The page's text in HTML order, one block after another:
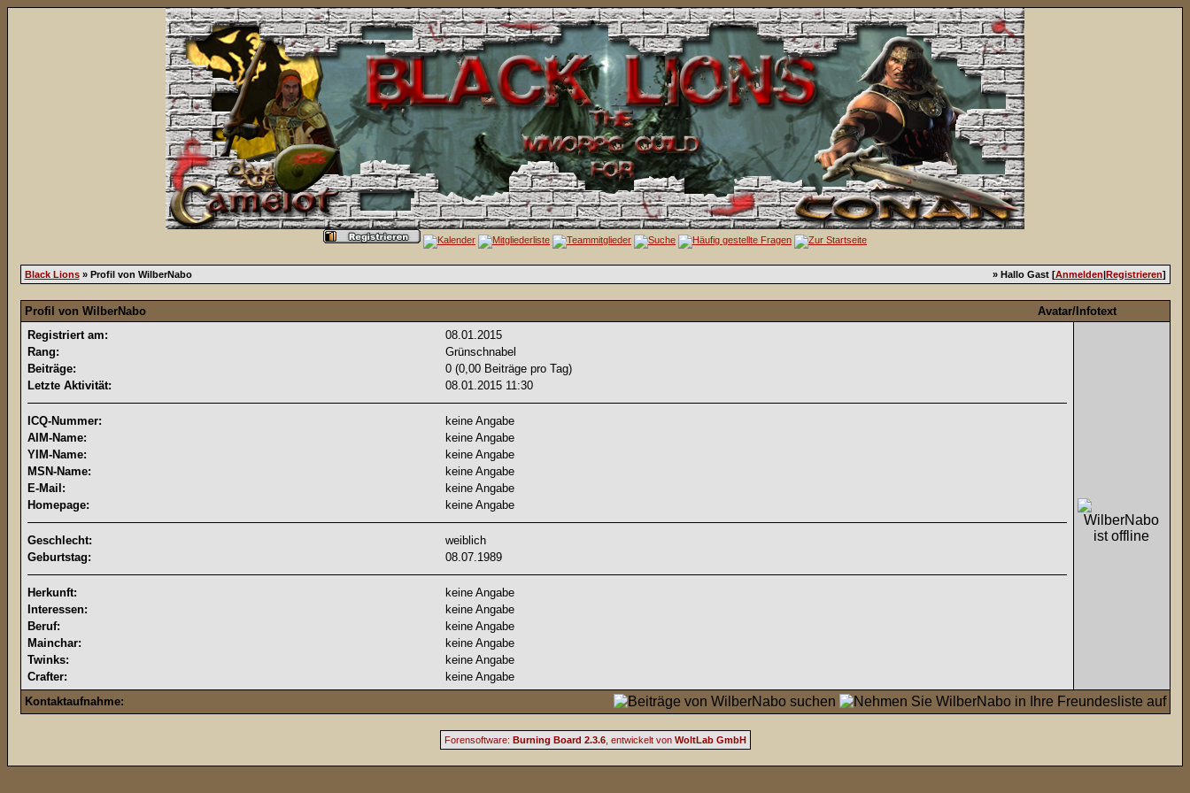
Black Lions» Profil von WilberNabo » Hallo Gast [Anmelden|Registrieren]
Profil von WilberNabo
Avatar/Infotext
Registriert am:
08.01.2015
Rang:
Grünschnabel
Beiträge:
0 (0,00 Beiträge pro Tag)
Letzte Aktivität:
08.01.2015 11:30
ICQ-Nummer:
keine Angabe
AIM-Name:
keine Angabe
YIM-Name:
keine Angabe
MSN-Name:
keine Angabe
E-Mail:
keine Angabe
Homepage:
keine Angabe
Geschlecht:
weiblich
Geburtstag:
08.07.1989
Herkunft:
keine Angabe
Interessen:
keine Angabe
Beruf:
keine Angabe
Mainchar:
keine Angabe
Twinks:
keine Angabe
Crafter:
keine Angabe
Kontaktaufnahme:
Forensoftware: Burning Board 2.3.6, entwickelt von WoltLab GmbH